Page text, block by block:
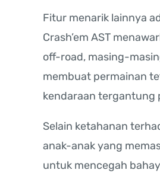
Fitur menarik lainnya
Crash’em AST
off-road, masing-
membuat permainan
kendaraan tergantung
Selain ketahanan
anak-anak yang
untuk mencegah